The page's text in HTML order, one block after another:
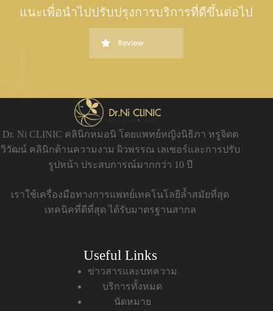
แนะเพื่อนำไปปรับปรุงการบริการที่ดีขึ้นต่อไป
Review
Dr. Ni CLINIC คลินิกหมอนิ โดยแพทย์หญิงนิธิภา หรูจิตต
วิวัฒน์ คลินิกด้านความงาม ผิวพรรณ เลเซอร์และการปรับ
รูปหน้า ประสบการณ์มากกว่า 10 ปี
เราใช้เครื่องมือทางการแพทย์เทคโนโลยีล้ำสมัยที่สุด
เทคนิคที่ดีที่สุด ได้รับมาตรฐานสากล
Useful Links
ข่าวสารและบทความ
บริการทั้งหมด
นัดหมาย